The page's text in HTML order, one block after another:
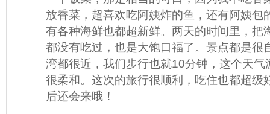
放香菜，超喜欢吃阿姨炸的鱼，还有阿姨包
有各种海鲜也都超新鲜。两天的时间里，把
都没有吃过，也是大饱口福了。景点都是很
湾都很近，我们步行也就10分钟，这个天
很柔和。这次的旅行很顺利，吃住也都超级
后还会来哦！